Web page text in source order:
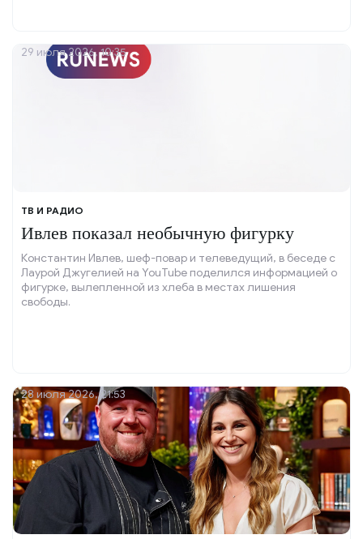
ТВ И РАДИО
Ивлев показал необычную фигурку
Константин Ивлев, шеф-повар и телеведущий, в беседе с
Лаурой Джугелией на YouTube поделился информацией о
фигурке, вылепленной из хлеба в местах лишения
свободы.
29 июля 2026, 10:35
28 июля 2026, 21:53